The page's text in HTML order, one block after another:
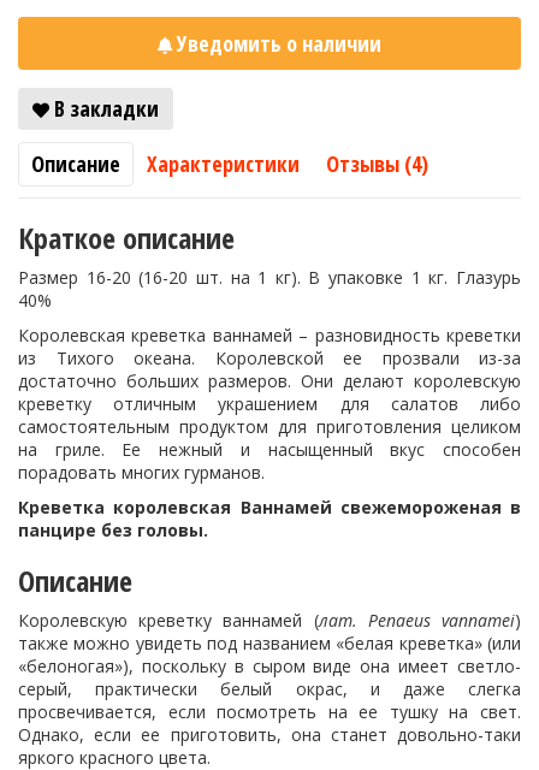
Уведомить о наличии
В закладки
Описание
Характеристики Отзывы (4)
Краткое описание
Размер 16-20 (16-20 шт. на 1 кг). В упаковке 1 кг. Глазурь
40%
Королевская креветка ваннамей – разновидность креветки
из Тихого океана. Королевской ее прозвали из-за
достаточно больших размеров. Они делают королевскую
креветку отличным украшением для салатов либо
самостоятельным продуктом для приготовления целиком
на гриле. Ее нежный и насыщенный вкус способен
порадовать многих гурманов.
Креветка королевская Ваннамей свежемороженая в
панцире без головы.
Описание
Королевскую креветку ваннамей (лат. Penaeus vannamei)
также можно увидеть под названием «белая креветка» (или
«белоногая»), поскольку в сыром виде она имеет светло-
серый, практически белый окрас, и даже слегка
просвечивается, если посмотреть на ее тушку на свет.
Однако, если ее приготовить, она станет довольно-таки
яркого красного цвета.